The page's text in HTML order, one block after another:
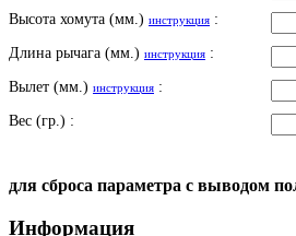
Высота хомута (мм.) инструкция :
Длина рычага (мм.) инструкция :
Вылет (мм.) инструкция :
Вес (гр.) :
для сброса параметра с выводом
Информация